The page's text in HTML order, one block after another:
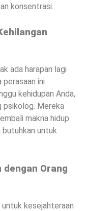
konsentrasi.
ada harapan lagi
ini
kehidupan Anda,
psikolog. Mereka
makna hidup
butuhkan untuk
dengan Orang
kesejahteraan